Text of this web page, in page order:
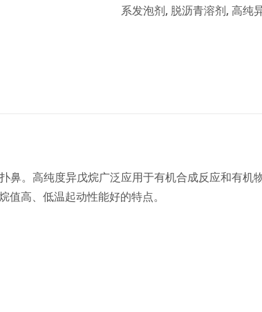
系发泡剂, 脱沥青溶剂,高纯
鼻。高纯度异戊烷广泛应用于有机合成反应和有机
高、低温起动性能好的特点。